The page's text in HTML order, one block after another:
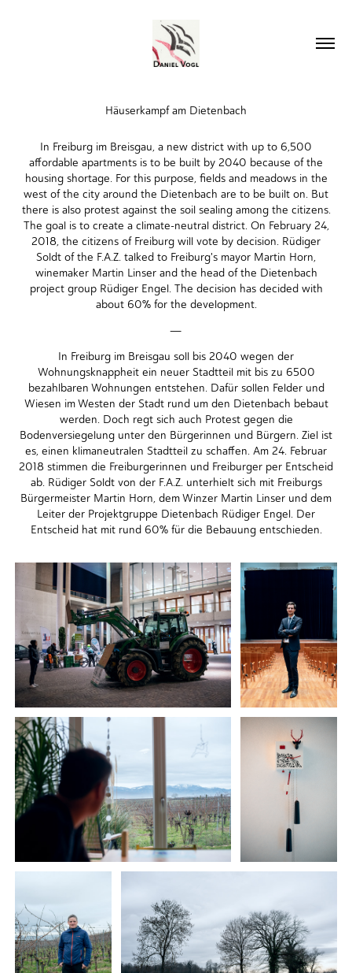
Häuserkampf am Dietenbach
In Freiburg im Breisgau, a new district with up to 6,500
affordable apartments is to be built by 2040 because of the
housing shortage. For this purpose, fields and meadows in the
west of the city around the Dietenbach are to be built on. But
there is also protest against the soil sealing among the citizens.
The goal is to create a climate-neutral district. On February 24,
2018, the citizens of Freiburg will vote by decision. Rüdiger
Soldt of the F.A.Z. talked to Freiburg's mayor Martin Horn,
winemaker Martin Linser and the head of the Dietenbach
project group Rüdiger Engel. The decision has decided with
about 60% for the development.
—
In Freiburg im Breisgau soll bis 2040 wegen der
Wohnungsknappheit ein neuer Stadtteil mit bis zu 6500
bezahlbaren Wohnungen entstehen. Dafür sollen Felder und
Wiesen im Westen der Stadt rund um den Dietenbach bebaut
werden. Doch regt sich auch Protest gegen die
Bodenversiegelung unter den Bürgerinnen und Bürgern. Ziel ist
es, einen klimaneutralen Stadtteil zu schaffen. Am 24. Februar
2018 stimmen die Freiburgerinnen und Freiburger per Entscheid
ab. Rüdiger Soldt von der F.A.Z. unterhielt sich mit Freiburgs
Bürgermeister Martin Horn, dem Winzer Martin Linser und dem
Leiter der Projektgruppe Dietenbach Rüdiger Engel. Der
Entscheid hat mit rund 60% für die Bebauung entschieden.